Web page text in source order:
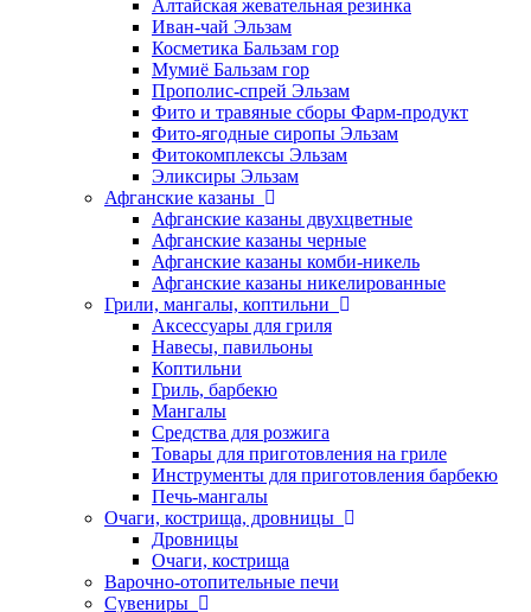
Алтайская жевательная резинка
Иван-чай Эльзам
Косметика Бальзам гор
Мумиё Бальзам гор
Прополис-спрей Эльзам
Фито и травяные сборы Фарм-продукт
Фито-ягодные сиропы Эльзам
Фитокомплексы Эльзам
Эликсиры Эльзам
Афганские казаны
Афганские казаны двухцветные
Афганские казаны черные
Афганские казаны комби-никель
Афганские казаны никелированные
Грили, мангалы, коптильни
Аксессуары для гриля
Навесы, павильоны
Коптильни
Гриль, барбекю
Мангалы
Средства для розжига
Товары для приготовления на гриле
Инструменты для приготовления барбекю
Печь-мангалы
Очаги, кострища, дровницы
Дровницы
Очаги, кострища
Варочно-отопительные печи
Сувениры